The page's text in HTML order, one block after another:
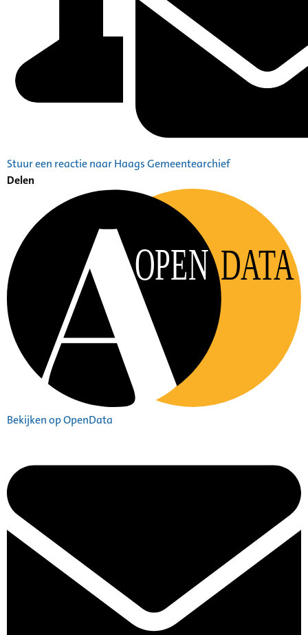
Stuur een reactie naar Haags Gemeentearchief
Delen
OPEN DATA
Bekijken op OpenData